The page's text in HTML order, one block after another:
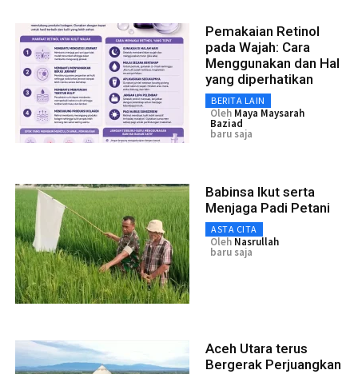
Pemakaian Retinol
pada Wajah: Cara
Menggunakan dan Hal
yang diperhatikan
BERITA LAIN
Oleh Maya Maysarah
Baziad
baru saja
Babinsa Ikut serta
Menjaga Padi Petani
ASTA CITA
Oleh Nasrullah
baru saja
Aceh Utara terus
Bergerak Perjuangkan